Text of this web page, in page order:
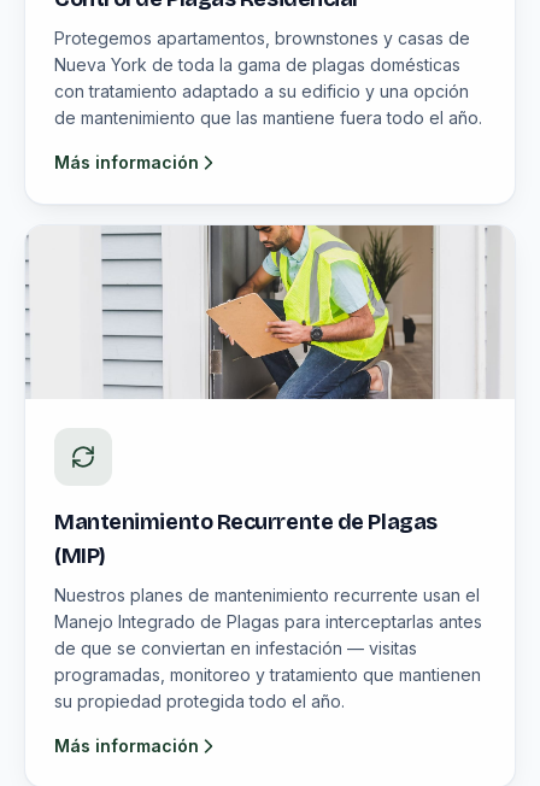
Protegemos apartamentos, brownstones y casas de
Nueva York de toda la gama de plagas domésticas
con tratamiento adaptado a su edificio y una opción
de mantenimiento que las mantiene fuera todo el año.
Más información
Mantenimiento Recurrente de Plagas
(MIP)
Nuestros planes de mantenimiento recurrente usan el
Manejo Integrado de Plagas para interceptarlas antes
de que se conviertan en infestación — visitas
programadas, monitoreo y tratamiento que mantienen
su propiedad protegida todo el año.
Más información